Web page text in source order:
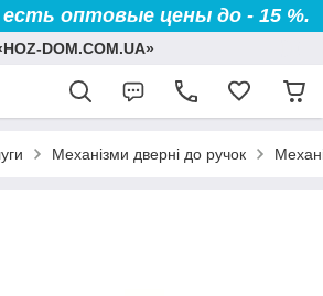
оптовые цены до - 15 %.
DOM.COM.UA»
Механізми дверні до ручок